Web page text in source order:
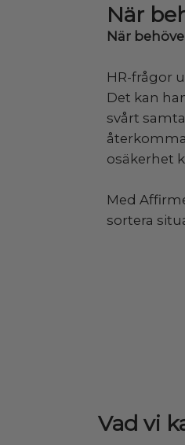
När
När
HR-frågor
Det kan
svårt
osäkerhet
Med
sortera
Vad vi